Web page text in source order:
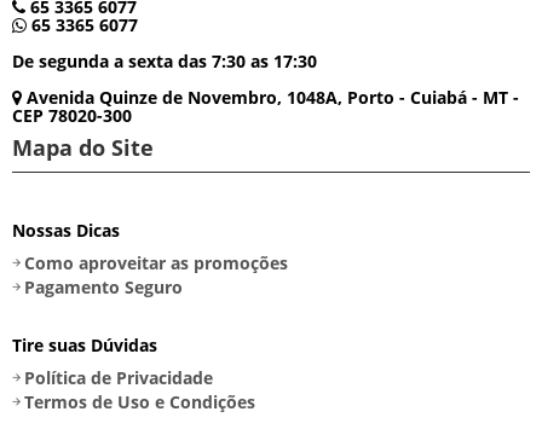
65 3365 6077
65 3365 6077
De segunda a sexta das 7:30 as 17:30
Avenida Quinze de Novembro, 1048A, Porto - Cuiabá - MT -
CEP 78020-300
Mapa do Site
Nossas Dicas
Como aproveitar as promoções
Pagamento Seguro
Tire suas Dúvidas
Política de Privacidade
Termos de Uso e Condições